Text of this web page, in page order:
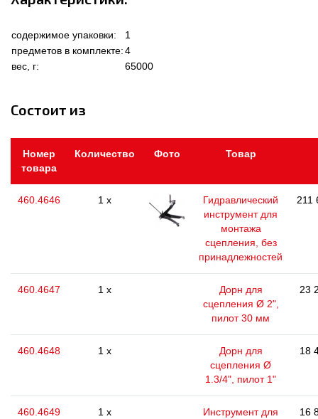
содержимое упаковки:
1
предметов в комплекте:4
вес, г:
65000
Состоит из
Номер
товара
Количество Фото Товар
460.4646 1 x
Гидравлический
инструмент для
монтажа
сцепления, без
принадлежностей
211
460.4647 1 x
Дорн для
сцепления Ø 2",
пилот 30 мм
23
460.4648 1 x
Дорн для
сцепления Ø
1.3/4", пилот 1"
18
460.4649 1 x
Инструмент для
16